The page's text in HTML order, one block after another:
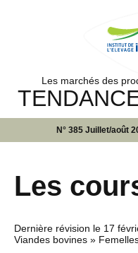
Les marchés des
N° 385 Juillet/août
Les
Dernière révision le 17
Viandes bovines »